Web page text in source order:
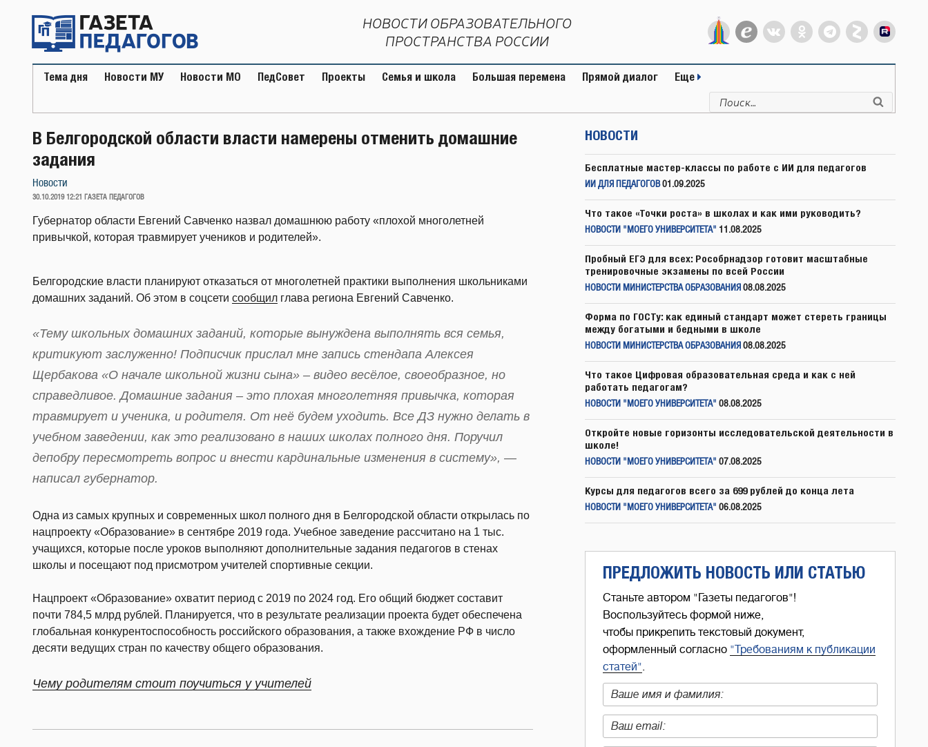
содержимому
НОВОСТИ ОБРАЗОВАТЕЛЬНОГО
ПРОСТРАНСТВА РОССИИ
Тема дня Новости МУ Новости МО ПедСовет Проекты Семья и школа Большая перемена Прямой диалог Еще
Искать:
В Белгородской области власти намерены отменить домашние
задания
Новости
ОПУБЛИКОВАНО
30.10.2019 12:21 ГАЗЕТА ПЕДАГОГОВ
Губернатор области Евгений Савченко назвал домашнюю работу «плохой многолетней
привычкой, которая травмирует учеников и родителей».
Белгородские власти планируют отказаться от многолетней практики выполнения школьниками
домашних заданий. Об этом в соцсети сообщил глава региона Евгений Савченко.
«Тему школьных домашних заданий, которые вынуждена выполнять вся семья,
критикуют заслуженно! Подписчик прислал мне запись стендапа Алексея
Щербакова «О начале школьной жизни сына» – видео весёлое, своеобразное, но
справедливое. Домашние задания – это плохая многолетняя привычка, которая
травмирует и ученика, и родителя. От неё будем уходить. Все ДЗ нужно делать в
учебном заведении, как это реализовано в наших школах полного дня. Поручил
депобру пересмотреть вопрос и внести кардинальные изменения в систему», —
написал губернатор.
Одна из самых крупных и современных школ полного дня в Белгородской области открылась по
нацпроекту «Образование» в сентябре 2019 года. Учебное заведение рассчитано на 1 тыс.
учащихся, которые после уроков выполняют дополнительные задания педагогов в стенах
школы и посещают под присмотром учителей спортивные секции.
Нацпроект «Образование» охватит период с 2019 по 2024 год. Его общий бюджет составит
почти 784,5 млрд рублей. Планируется, что в результате реализации проекта будет обеспечена
глобальная конкурентоспособность российского образования, а также вхождение РФ в число
десяти ведущих стран по качеству общего образования.
Чему родителям стоит поучиться у учителей
НОВОСТИ
Бесплатные мастер-классы по работе с ИИ для педагогов
ИИ ДЛЯ ПЕДАГОГОВ 01.09.2025
Что такое «Точки роста» в школах и как ими руководить?
НОВОСТИ "МОЕГО УНИВЕРСИТЕТА" 11.08.2025
Пробный ЕГЭ для всех: Рособрнадзор готовит масштабные
тренировочные экзамены по всей России
НОВОСТИ МИНИСТЕРСТВА ОБРАЗОВАНИЯ 08.08.2025
Форма по ГОСТу: как единый стандарт может стереть границы
между богатыми и бедными в школе
НОВОСТИ МИНИСТЕРСТВА ОБРАЗОВАНИЯ 08.08.2025
Что такое Цифровая образовательная среда и как с ней
работать педагогам?
НОВОСТИ "МОЕГО УНИВЕРСИТЕТА" 08.08.2025
Откройте новые горизонты исследовательской деятельности в
школе!
НОВОСТИ "МОЕГО УНИВЕРСИТЕТА" 07.08.2025
Курсы для педагогов всего за 699 рублей до конца лета
НОВОСТИ "МОЕГО УНИВЕРСИТЕТА" 06.08.2025
ПРЕДЛОЖИТЬ НОВОСТЬ ИЛИ СТАТЬЮ
Станьте автором "Газеты педагогов"!
Воспользуйтесь формой ниже,
чтобы прикрепить текстовый документ,
оформленный согласно "Требованиям к публикации
статей".